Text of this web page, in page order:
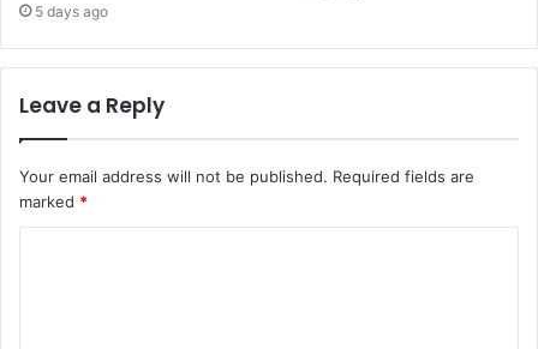
5 days ago
Leave a Reply
Your email address will not be published. Required fields are
marked *